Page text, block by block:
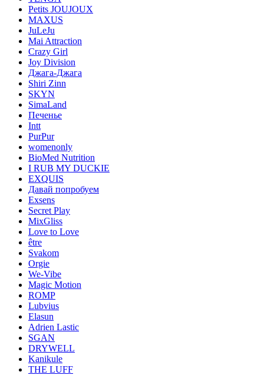
Petits JOUJOUX
MAXUS
JuLeJu
Mai Attraction
Crazy Girl
Joy Division
Джага-Джага
Shiri Zinn
SKYN
SimaLand
Печенье
Intt
PurPur
womenonly
BioMed Nutrition
I RUB MY DUCKIE
EXQUIS
Давай попробуем
Exsens
Secret Play
MixGliss
Love to Love
être
Svakom
Orgie
We-Vibe
Magic Motion
ROMP
Lubvius
Elasun
Adrien Lastic
SGAN
DRYWELL
Kanikule
THE LUFF